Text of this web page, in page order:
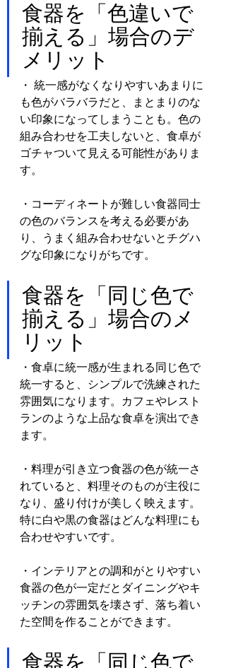
食器を「色違いで
揃える」場合のデ
メリット
・ 統一感がなくなりやすいあまりに
も色がバラバラだと、まとまりのな
い印象になってしまうことも。色の
組み合わせを工夫しないと、食卓が
ゴチャついて見える可能性がありま
す。
・コーディネートが難しい食器同士
の色のバランスを考える必要があ
り、うまく組み合わせないとチグハ
グな印象になりがちです。
食器を「同じ色で
揃える」場合のメ
リット
・食卓に統一感が生まれる同じ色で
統一すると、シンプルで洗練された
雰囲気になります。カフェやレスト
ランのような上品な食卓を演出でき
ます。
・料理が引き立つ食器の色が統一さ
れていると、料理そのものが主役に
なり、盛り付けが美しく映えます。
特に白や黒の食器はどんな料理にも
合わせやすいです。
・インテリアとの調和がとりやすい
食器の色が一定だとダイニングやキ
ッチンの雰囲気を壊さず、落ち着い
た空間を作ることができます。
食器を「同じ色で